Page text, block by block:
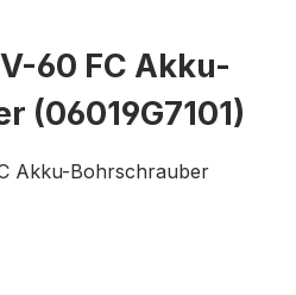
60 FC Akku-
(06019G7101)